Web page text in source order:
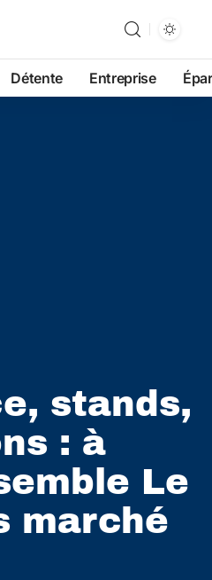
Détente Entreprise
stands,
: à
Le
marché